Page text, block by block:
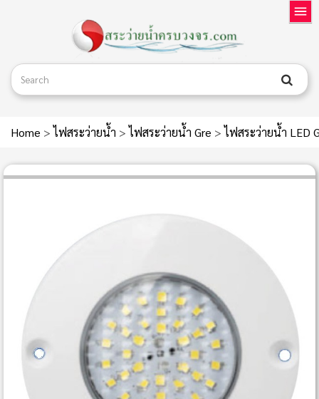
Home > ไฟสระว่ายน้ำ > ไฟสระว่ายน้ำ Gre > ไฟสระว่ายน้ำ LED